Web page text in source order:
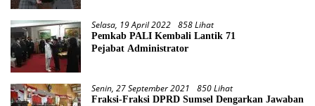
Selasa, 19 April 2022 858 Lihat
Pemkab PALI Kembali Lantik 71
Pejabat Administrator
Senin, 27 September 2021 850 Lihat
Fraksi-Fraksi DPRD Sumsel Dengarkan Jawaban